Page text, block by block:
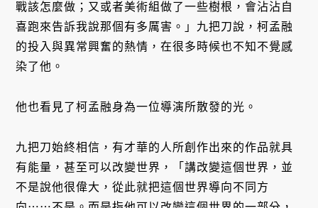
戰該怎麼做；又或者美術組做了一些樹根，會沾沾自
喜跑來告訴我說那個有多厲害。」九把刀說，柯孟融
的投入與異常興奮的熱情，在很多時候也不知不覺感
染了他。
他也看見了柯孟融身為一位導演所散發的光。
九把刀始終相信，有才華的人所創作出來的作品就具
有能量，甚至可以改變世界，「講改變這個世界，並
不是說他很偉大，從此就把這個世界導向不同方